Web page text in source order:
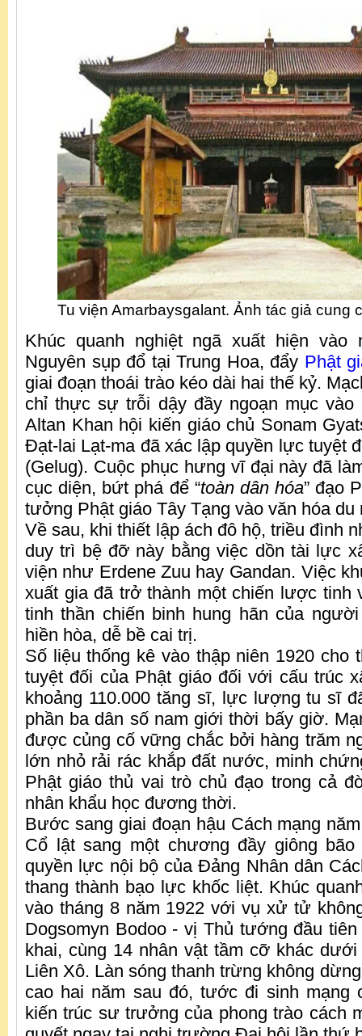
Tu viện Amarbaysgalant. Ảnh tác giả cung
Khúc quanh nghiệt ngã xuất hiện vào
Nguyên sụp đổ tại Trung Hoa, đẩy Phật
giai đoạn thoái trào kéo dài hai thế kỷ.
chỉ thực sự trỗi dậy đầy ngoạn mục vào
Altan Khan hội kiến giáo chủ Sonam
Đạt-lai Lạt-ma đã xác lập quyền lực tuyệt
(Gelug). Cuộc phục hưng vĩ đại này đã
cục diện, bứt phá để “toàn dân hóa” đạo
tưởng Phật giáo Tây Tạng vào văn hóa du
Về sau, khi thiết lập ách đô hộ, triều đình
duy trì bệ đỡ này bằng việc dồn tài lực
viện như Erdene Zuu hay Gandan. Việc
xuất gia đã trở thành một chiến lược tinh
tinh thần chiến binh hung hãn của
hiền hòa, dễ bề cai trị.
Số liệu thống kê vào thập niên 1920 cho
tuyệt đối của Phật giáo đối với cấu trúc
khoảng 110.000 tăng sĩ, lực lượng tu sĩ
phần ba dân số nam giới thời bấy giờ.
được củng cố vững chắc bởi hàng trăm
lớn nhỏ rải rác khắp đất nước, minh
Phật giáo thủ vai trò chủ đạo trong cả
nhân khẩu học đương thời.
Bước sang giai đoạn hậu Cách mạng
Cổ lật sang một chương đầy giông
quyền lực nội bộ của Đảng Nhân dân
thang thành bạo lực khốc liệt. Khúc
vào tháng 8 năm 1922 với vụ xử tử
Dogsomyn Bodoo - vị Thủ tướng đầu
khai, cùng 14 nhân vật tầm cỡ khác
Liên Xô. Làn sóng thanh trừng không
cao hai năm sau đó, tước đi sinh mạng
kiến trúc sư trưởng của phong trào cách